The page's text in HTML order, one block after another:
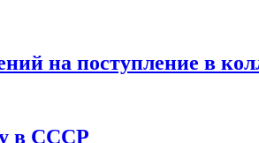
на поступление в
в СССР